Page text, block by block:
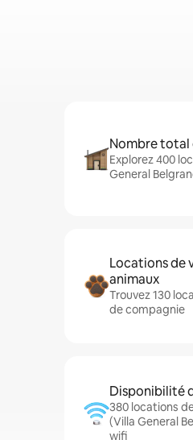
Nombre total
Explorez 400
General
Locations de
animaux
Trouvez 130
de compagnie
Disponibilité
380 locations
(Villa General
wifi